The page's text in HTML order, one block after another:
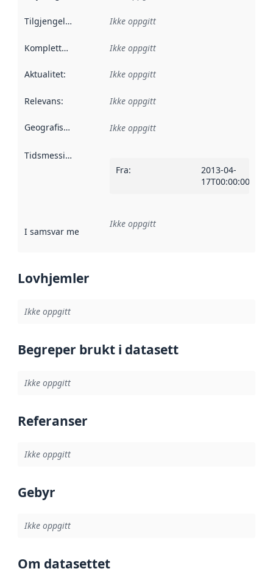
Tilgjengelighet Ikke oppgitt
Kompletthet Ikke oppgitt
Aktualitet: Ikke oppgitt
Relevans: Ikke oppgitt
Geografisk avgrensning :
Ikke oppgitt
Tidsmessig avgrensning
Fra:
2013-04-
17T00:00:00Z
I samsvar med Referanse til en implementasjonsregel
Ikke oppgitt
Lovhjemler
Ikke oppgitt
Begreper brukt i datasett
Ikke oppgitt
Referanser
Ikke oppgitt
Gebyr
Ikke oppgitt
Om datasettet